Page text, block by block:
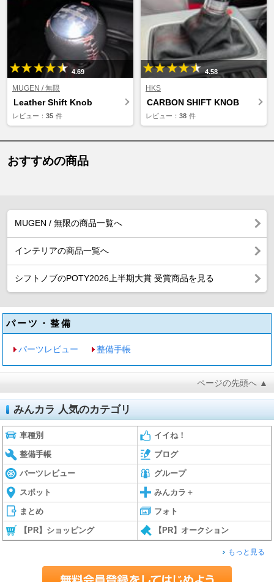
4.69
MUGEN / 無限
Leather Shift Knob
レビュー： 35 件
4.58
HKS
CARBON SHIFT KNOB
レビュー： 38 件
おすすめの商品
MUGEN / 無限の商品一覧へ
インテリアの商品一覧へ
シフトノブのPOTY2026上半期大賞 受賞商品を見る
パーツ・整備
パーツレビュー 整備手帳
ページの先頭へ ▲
みんカラ 人気のカテゴリ
車種別 イイね！
整備手帳 ブログ
パーツレビュー グループ
スポット みんカラ＋
まとめ フォト
【PR】ショッピング 【PR】オークション
もっと見る